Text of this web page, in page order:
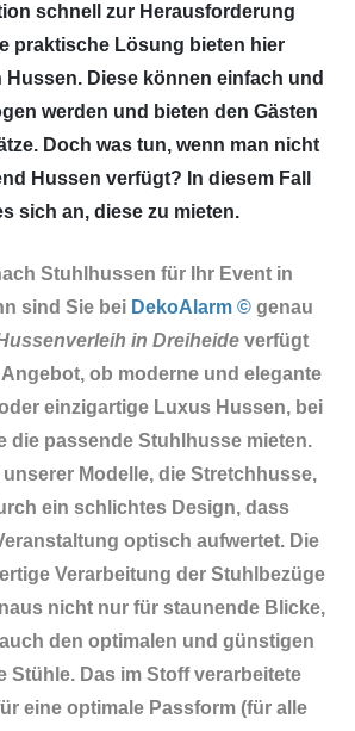
schnell zur Herausforderung
praktische Lösung bieten hier
Diese können einfach und
werden und bieten den Gästen
Doch was tun, wenn man nicht
Hussen verfügt? In diesem Fall
sich an, diese zu mieten.
Stuhlhussen für Ihr Event in
sind Sie bei DekoAlarm © genau
in Dreiheide verfügt
ob moderne und elegante
einzigartige Luxus Hussen, bei
die passende Stuhlhusse mieten.
unserer Modelle, die Stretchhusse,
ein schlichtes Design, dass
optisch aufwertet. Die
Verarbeitung der Stuhlbezüge
nicht nur für staunende Blicke,
den optimalen und günstigen
Stühle. Das im Stoff verarbeitete
eine optimale Passform (für alle